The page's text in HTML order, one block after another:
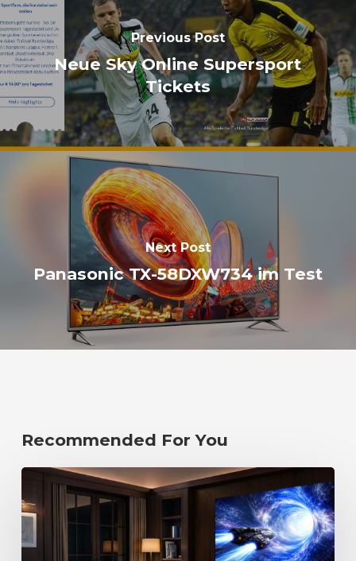
Previous Post
Neue Sky Online Supersport
Tickets
Next Post
Panasonic TX-58DXW734 im Test
Recommended For You